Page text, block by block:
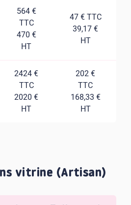
564 €
TTC
470 €
HT
47 € TTC
39,17 €
HT
2424 €
TTC
2020 €
HT
202 €
TTC
168,33 €
HT
vitrine (Artisan)